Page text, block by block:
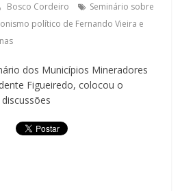
Bosco Cordeiro
Seminário sobre
político de Fernando Vieira e
dos Municípios Mineradores
Figueiredo, colocou o